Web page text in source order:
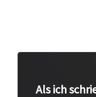
Als ich